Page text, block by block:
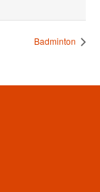
Badminton